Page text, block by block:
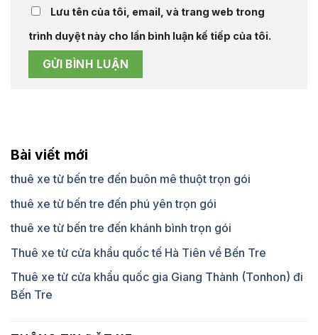
Lưu tên của tôi, email, và trang web trong
trình duyệt này cho lần bình luận kế tiếp của tôi.
Bài viết mới
thuê xe từ bến tre đến buôn mê thuột trọn gói
thuê xe từ bến tre đến phú yên trọn gói
thuê xe từ bến tre đến khánh bình trọn gói
Thuê xe từ cửa khẩu quốc tế Hà Tiên về Bến Tre
Thuê xe từ cửa khẩu quốc gia Giang Thành (Tonhon) đi
Bến Tre